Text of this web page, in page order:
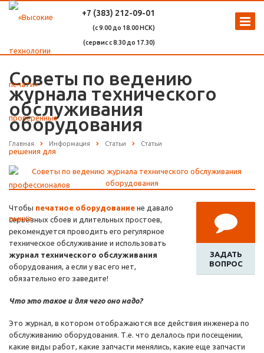
+7 (383) 212-09-01
(с 9.00 до 18.00 НСК)
(сервис с 8.30 до 17.30)
Советы по ведению
журнала технического
обслуживания
оборудования
Главная Информация Статьи Статьи
ЗАДАТЬ
ВОПРОС
Чтобы печатное оборудование не давало
серьёзных сбоев и длительных простоев,
рекомендуется проводить его регулярное
техническое обслуживание и использовать
журнал технического обслуживания
оборудования, а если у вас его нет,
обязательно его заведите!
Что это такое и для чего оно надо?
Это журнал, в котором отображаются все действия инженера по
обслуживанию оборудования. Т.е. что делалось при посещении,
какие виды работ, какие запчасти менялись, какие еще запчасти